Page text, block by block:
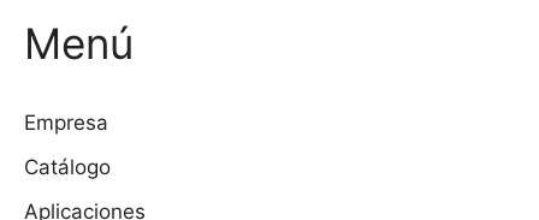
Menú
Empresa
Catálogo
Aplicaciones